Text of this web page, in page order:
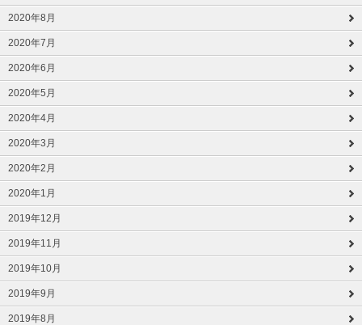
2020年8月
2020年7月
2020年6月
2020年5月
2020年4月
2020年3月
2020年2月
2020年1月
2019年12月
2019年11月
2019年10月
2019年9月
2019年8月